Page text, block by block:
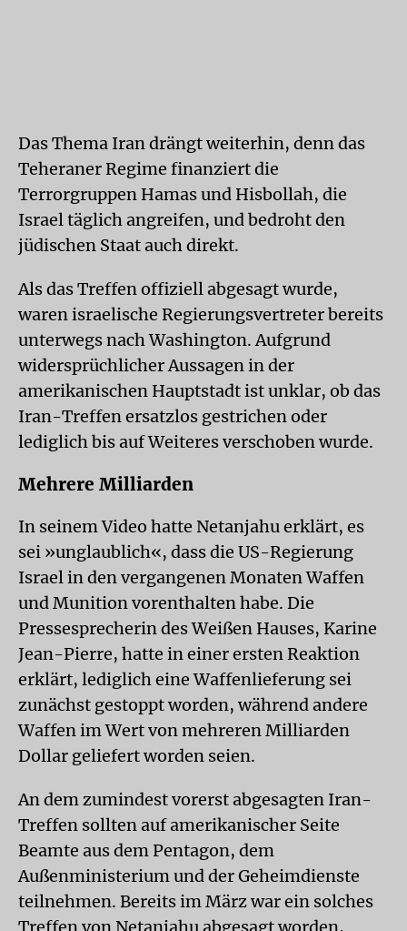
Das Thema Iran drängt weiterhin, denn das
Teheraner Regime finanziert die
Terrorgruppen Hamas und Hisbollah, die
Israel täglich angreifen, und bedroht den
jüdischen Staat auch direkt.
Als das Treffen offiziell abgesagt wurde,
waren israelische Regierungsvertreter bereits
unterwegs nach Washington. Aufgrund
widersprüchlicher Aussagen in der
amerikanischen Hauptstadt ist unklar, ob das
Iran-Treffen ersatzlos gestrichen oder
lediglich bis auf Weiteres verschoben wurde.
Mehrere Milliarden
In seinem Video hatte Netanjahu erklärt, es
sei »unglaublich«, dass die US-Regierung
Israel in den vergangenen Monaten Waffen
und Munition vorenthalten habe. Die
Pressesprecherin des Weißen Hauses, Karine
Jean-Pierre, hatte in einer ersten Reaktion
erklärt, lediglich eine Waffenlieferung sei
zunächst gestoppt worden, während andere
Waffen im Wert von mehreren Milliarden
Dollar geliefert worden seien.
An dem zumindest vorerst abgesagten Iran-
Treffen sollten auf amerikanischer Seite
Beamte aus dem Pentagon, dem
Außenministerium und der Geheimdienste
teilnehmen. Bereits im März war ein solches